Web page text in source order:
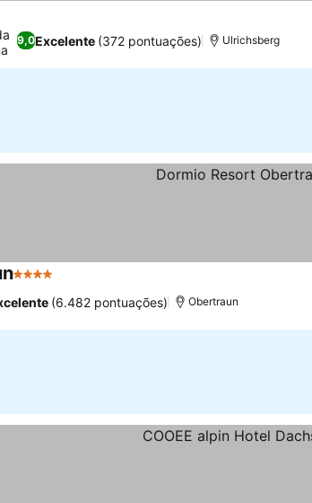
9,0Excelente (372 pontuações) Ulrichsberg
4 Estrelas
(6.482 pontuações) Obertraun